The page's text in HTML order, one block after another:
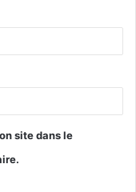
site dans le